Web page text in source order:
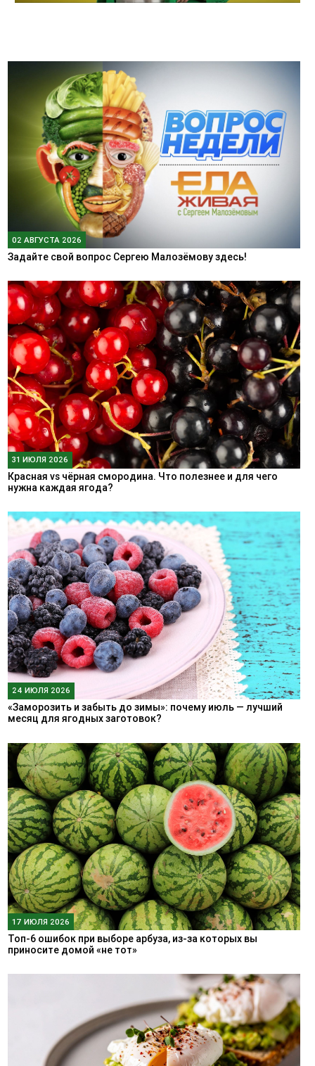
02 АВГУСТА 2026
Задайте свой вопрос Сергею Малозёмову здесь!
31 ИЮЛЯ 2026
Красная vs чёрная смородина. Что полезнее и для чего
нужна каждая ягода?
24 ИЮЛЯ 2026
«Заморозить и забыть до зимы»: почему июль — лучший
месяц для ягодных заготовок?
17 ИЮЛЯ 2026
Топ-6 ошибок при выборе арбуза, из-за которых вы
приносите домой «не тот»